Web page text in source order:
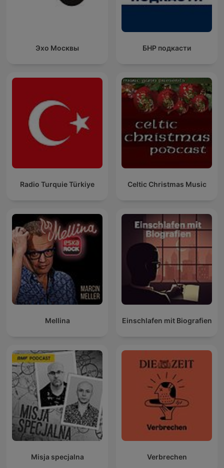
Эхо Москвы БНР подкасти
Radio Turquie Türkiye Celtic Christmas Music
Mellina Einschlafen mit Biografien
Misja specjalna Verbrechen